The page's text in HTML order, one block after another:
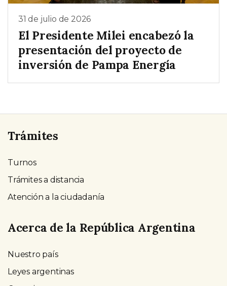
31 de julio de 2026
El Presidente Milei encabezó la
presentación del proyecto de
inversión de Pampa Energía
Trámites
Turnos
Trámites a distancia
Atención a la ciudadanía
Acerca de la República Argentina
Nuestro país
Leyes argentinas